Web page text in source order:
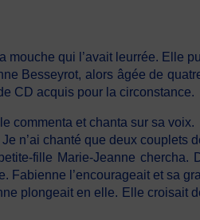
mouche qui l’avait leurrée.
Besseyrot, alors âgée de
CD acquis pour la circonstance.
commenta et chanta sur sa voix.
n’ai chanté que deux
fille Marie-Jeanne
Fabienne l’encourageait et sa
plongeait en elle. Elle croisait